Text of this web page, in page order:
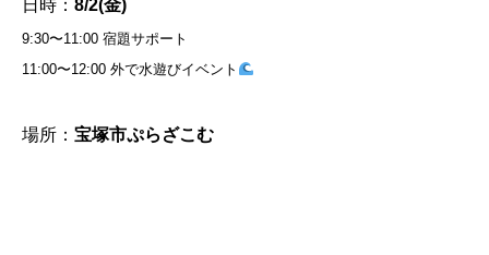
日時： 8/2(金)
9:30〜11:00 宿題サポート
11:00〜12:00 外で水遊びイベント
場所： 宝塚市ぷらざこむ